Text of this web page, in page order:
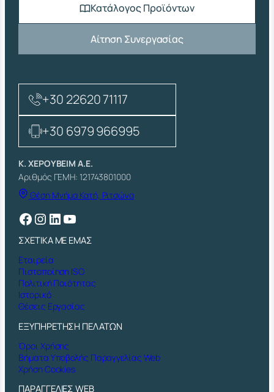
Ν
1
π
ο
σ
ό
τ
η
τ
α
Κατάλογος Προϊόντων
Αίτηση Συνεργασίας
+30 22620 71117
+30 6979 966995
Κ. ΧΕΡΟΥΒΕΙΜ Α.Ε.
Αριθμός ΓΕΜΗ: 121743801000
Θέση Μνήμα Κατή, Ριτσώνα
Facebook Instagram Linkedin YouTube
ΣΧΕΤΙΚΑ ΜΕ ΕΜΑΣ
Εταιρεία
Πιστοποίηση ISO
Πολιτική Ποιότητας
Ιστορικό
Θέσεις Εργασίας
ΕΞΥΠΗΡΕΤΗΣΗ ΠΕΛΑΤΩΝ
Όροι Χρήσης
Βήματα Υποβολής Παραγγελίας Web
Χρήση Cookies
ΠΑΡΑΓΓΕΛΙΕΣ WEB